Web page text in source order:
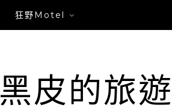
狂野Motel
黑皮的旅